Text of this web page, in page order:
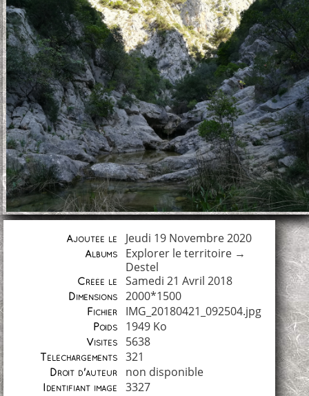
Ajoutée le Jeudi 19 Novembre 2020
Albums Explorer le territoire→
Destel
Créée le Samedi 21 Avril 2018
Dimensions 2000*1500
Fichier IMG_20180421_092504.jpg
Poids 1949 Ko
Visites 5638
Téléchargements 321
Droit d'auteur non disponible
Identifiant image 3327